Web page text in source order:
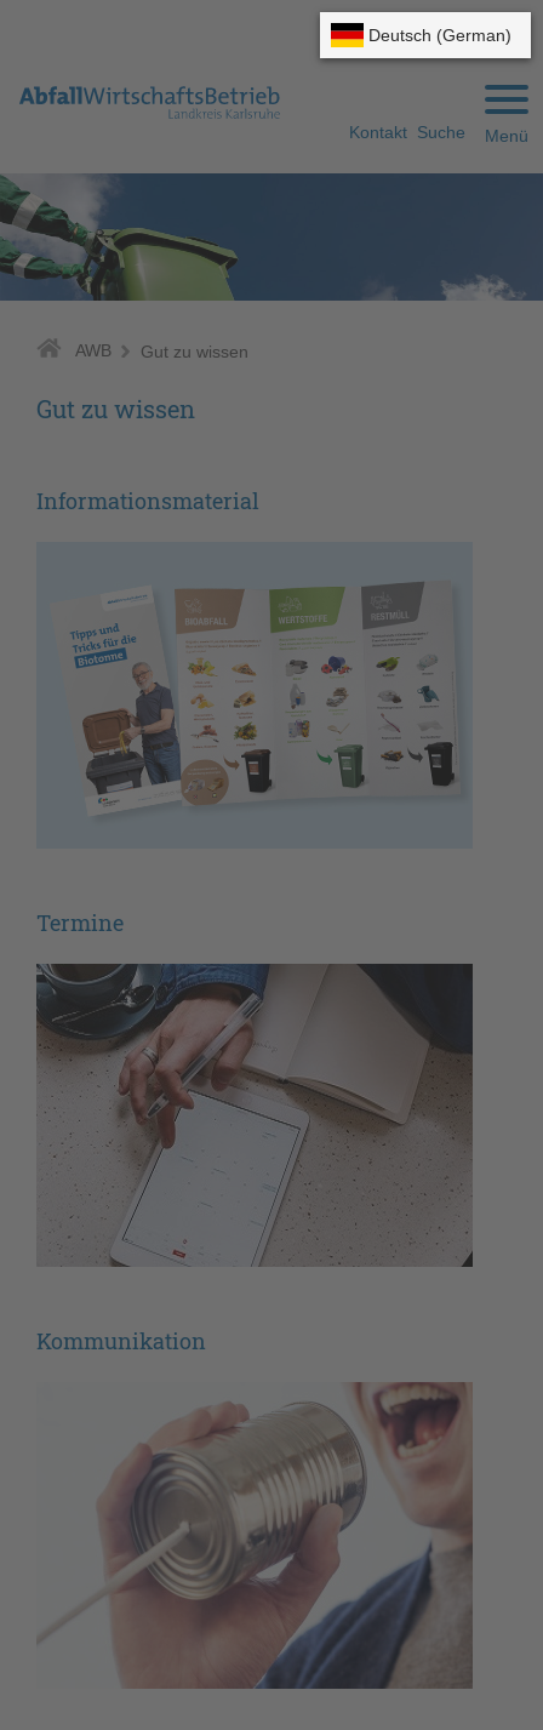
zum Navigationsbereich
Kontakt Suche Menü
AWB Gut zu wissen
Gut zu wissen
Informationsmaterial
Termine
Kommunikation